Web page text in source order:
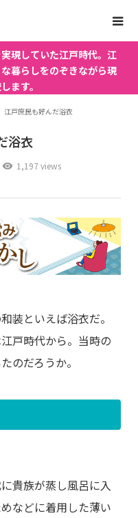
現していた江戸時代。江
暮らしをのぞきながら現
ます。
江戸庶民も好んだ浴衣
浴衣
1,197 views
装といえば浴衣だ。
戸時代から。当時の
のだろうか。
貴族が蒸し風呂に入
などに着用した薄い